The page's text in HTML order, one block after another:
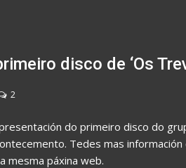
disco de ‘Os
2
do primeiro disco do
Tedes mas
mesma páxina web.